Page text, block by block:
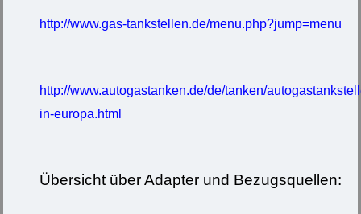
http://www.gas-tankstellen.de/menu.php?jump=menu
http://www.autogastanken.de/de/tanken/
in-europa.html
Übersicht über Adapter und Bezugsquellen: